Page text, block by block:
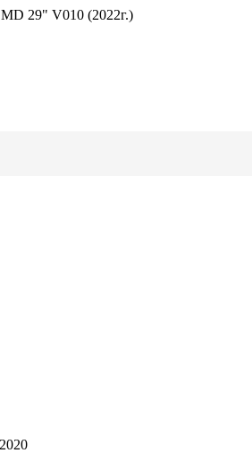
29" V010 (2022г.)